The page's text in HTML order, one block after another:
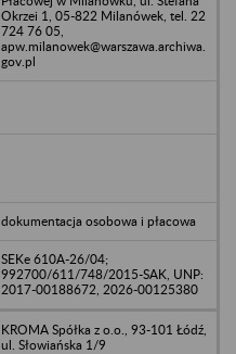
Okrzei 1, 05-822 Milanówek, tel. 22
724 76 05,
apw.milanowek@warszawa.archiwa.
gov.pl
dokumentacja osobowa i płacowa
SEKe 610A-26/04;
992700/611/748/2015-SAK, UNP:
2017-00188672, 2026-00125380
KROMA Spółka z o.o., 93-101 Łódź,
ul. Słowiańska 1/9